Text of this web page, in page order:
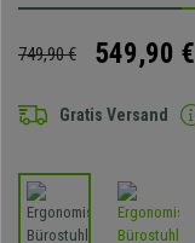
749,90 € 549,90 €
Gratis Versand